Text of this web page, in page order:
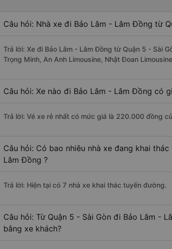
Câu hỏi: Nhà xe đi Bảo Lâm - Lâm Đồng từ
Trả lời: Xe đi Bảo Lâm - Lâm Đồng từ Quận 5 - Sài
Trọng Minh, An Anh Limousine, Nhật Đoan
Câu hỏi: Xe nào đi Bảo Lâm - Lâm Đồng có
Trả lời: Vé xe rẻ nhất có mức giá là 220.000 đồng
Câu hỏi: Có bao nhiêu nhà xe đang khai
Lâm Đồng ?
Trả lời: Hiện tại có 7 nhà xe khai thác tuyến đường.
Câu hỏi: Từ Quận 5 - Sài Gòn đi Bảo Lâm -
bằng xe khách?